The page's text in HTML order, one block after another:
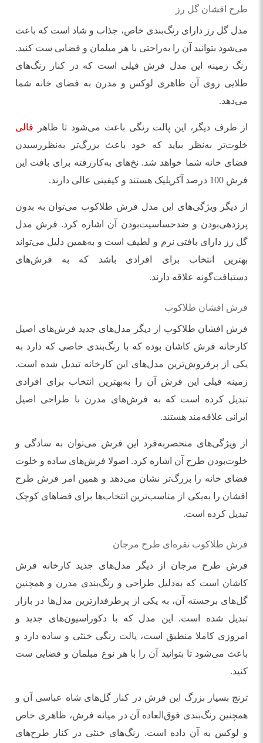
طرح افشان گل رز
مدل گل رز دارای رنگ‌بندی خاص، جذاب و شاد است که باعث
می‌شود بتوانید آن را به‌راحتی با هر مبلمان و فضایی ست کنید.
رنگ زمینه این مدل فرش فیلی است که در کنار رنگ‌های
طلایی روی آن ظاهری لوکس و مدرن به فضای خانه شما
می‌دهد.
از طرف دیگر، این پالت رنگی باعث می‌شود تا ظاهر قالی
خلوت‌تر به‌نظر بیاید که خود باعث بزرگ‌تر به‌نظررسیدن
فضای خانه شما خواهد شد. نخ‌های به‌کاررفته برای بافت این
فرش 100 درصد آکریلیک هستند و کیفیتی عالی دارند.
از دیگر ویژگی‌های این مدل فرش طلاکوب می‌توان به بدون
پرزدهی‌بودن و ضدحساسیت‌بودن آن اشاره کرد. فرش مدل
گل رز دارای بافتی نرم و لطیف است و به‌همین دلیل می‌تواند
بهترین انتخاب برای افرادی باشد که به فرش‌های
دستبافت‌گونه علاقه دارند.
فرش افشان طلاکوب
فرش افشان طلاکوب از دیگر مدل‌های جدید فرش‌های اصیل
کارخانه فرش کاشان بوده که با رنگ‌بندی خاصی که دارد به
یکی از پرفروش‌ترین مدل‌های این کارخانه تبدیل شده است.
زمینه فیلی این فرش آن را به‌بهترین انتخاب برای افرادی
تبدیل کرده است که به فرش‌های مدرن با طراحی اصیل
ایرانی علاقه‌مند هستند.
از ویژگی‌های منحصر‌به‌فرد این فرش می‌توان به سادگی و
خلوت‌بودن طرح آن اشاره کرد. اصولا فرش‌های ساده و خلوت
فضای خانه‌ را بزرگ‌تر نشان می‌دهد و همین امر فرش طرح
افشان را به‌یکی از مناسب‌ترین انتخاب‌ها برای فضاهای کوچک
تبدیل کرده است.
فرش طلاکوب نقره‌ای طرح مرجان
فرش طرح مرجان از دیگر مدل‌های جدید کارخانه فرش
کاشان است که به‌دلیل طراحی و رنگ‌بندی مدرن و همچنین
گل‌های برجسته آن، به یکی از پرطرفدارترین مدل‌ها در بازار
تبدیل شده است. این مدل که با دکوراسیون‌های جدید و
امروزی کاملا منطبق است، پالت رنگی خنثی و ساده دارد و
باعث می‌شود تا بتوانید آن را با هر نوع مبلمان و فضایی ست
کنید.
ترنج بسیار بزرگ این فرش در کنار گل‌های شاه عباسی آن و
همچنین رنگ‌بندی فوق‌العاده آن در میانه فرش، ظاهری خاص
و لوکس به آن داده است. رنگ‌های خنثی در کنار طرح‌های